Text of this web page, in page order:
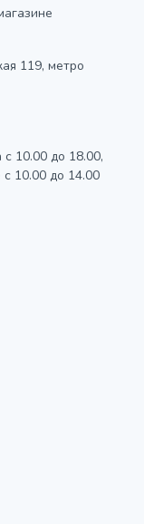
119, метро
10.00 до 18.00,
с 10.00 до 14.00